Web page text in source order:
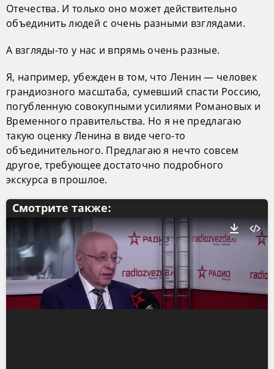
Отечества. И только оно может действительно
объединить людей с очень разными взглядами.
А взгляды-то у нас и впрямь очень разные.
Я, например, убежден в том, что Ленин — человек
грандиозного масштаба, сумевший спасти Россию,
погубленную совокупными усилиями Романовых и
Временного правительства. Но я не предлагаю
такую оценку Ленина в виде чего-то
объединительного. Предлагаю я нечто совсем
другое, требующее достаточно подробного
экскурса в прошлое.
Смотрите также: